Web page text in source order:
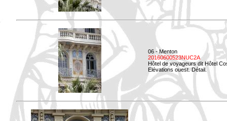
06 - Menton
20160600523NUC2A
Hôtel de voyageurs dit Hôtel
Elévations ouest. Détail.